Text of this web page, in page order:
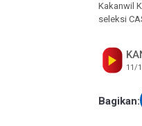
Kakanwil
seleksi
11/
Bagikan: